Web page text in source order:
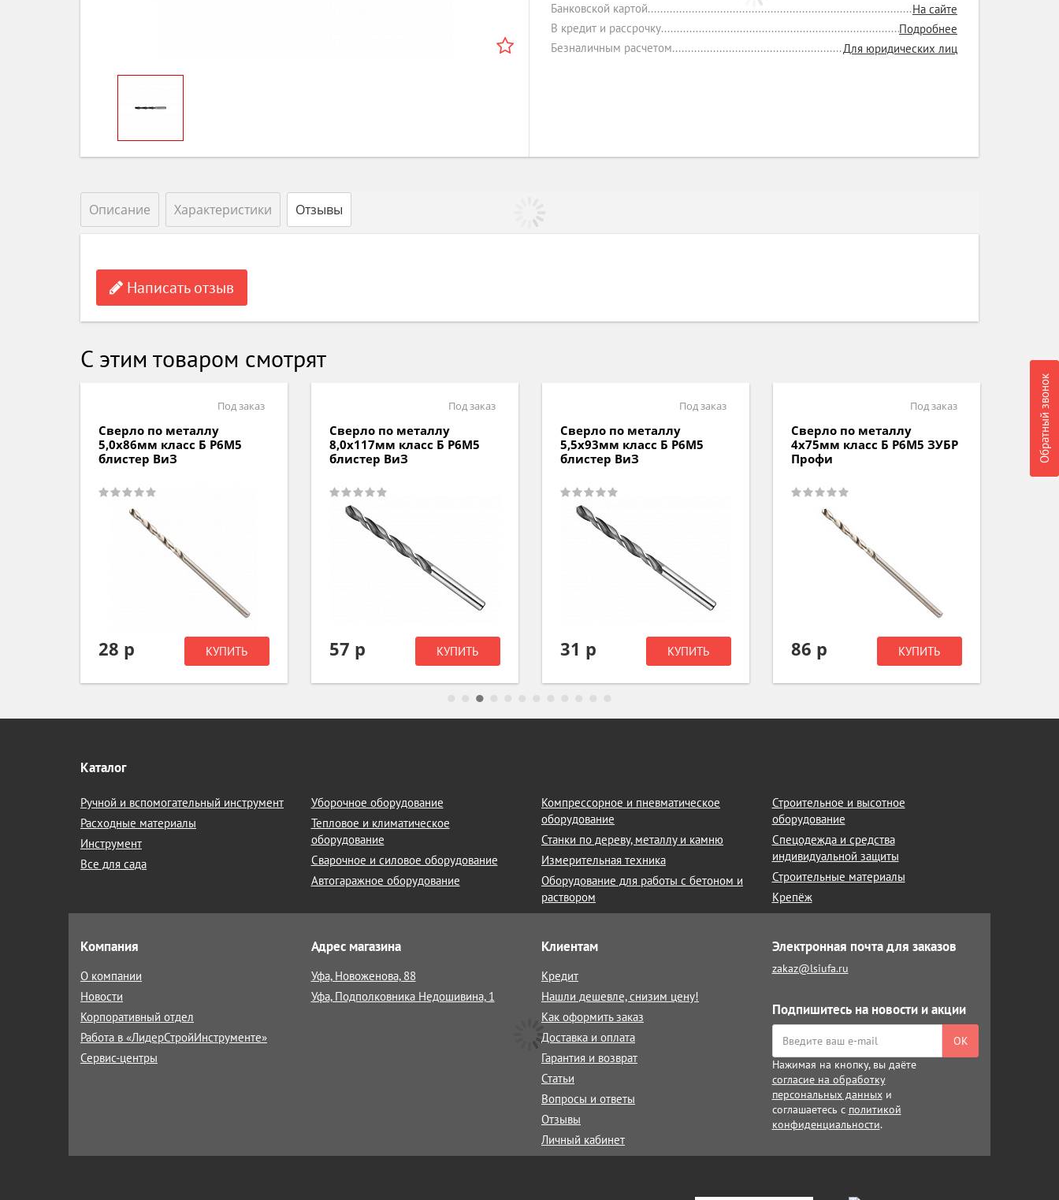
Обратный звонок
Банковской картой
На сайте
В кредит и рассрочку
Подробнее
Безналичным расчетом
Для юридических лиц
Описание Характеристики Отзывы
Написать отзыв
С этим товаром смотрят
Под заказ
Сверло по металлу
5,0х86мм класс Б P6M5
блистер ВиЗ
28 р КУПИТЬ
Под заказ
Сверло по металлу
8,0х117мм класс Б P6M5
блистер ВиЗ
57 р КУПИТЬ
Под заказ
Сверло по металлу
5,5х93мм класс Б P6M5
блистер ВиЗ
31 р КУПИТЬ
Под заказ
Сверло по металлу
4х75мм класс Б P6M5 ЗУБР
Профи
86 р КУПИТЬ
Каталог
Ручной и вспомогательный инструмент
Расходные материалы
Инструмент
Все для сада
Уборочное оборудование
Тепловое и климатическое
оборудование
Сварочное и силовое оборудование
Автогаражное оборудование
Компрессорное и пневматическое
оборудование
Станки по дереву, металлу и камню
Измерительная техника
Оборудование для работы с бетоном и
раствором
Строительное и высотное
оборудование
Спецодежда и средства
индивидуальной защиты
Строительные материалы
Крепёж
Компания
О компании
Новости
Корпоративный отдел
Работа в «ЛидерСтройИнструменте»
Сервис-центры
Адрес магазина
Уфа, Новоженова, 88
Уфа, Подполковника Недошивина, 1
Клиентам
Кредит
Нашли дешевле, снизим цену!
Как оформить заказ
Доставка и оплата
Гарантия и возврат
Статьи
Вопросы и ответы
Отзывы
Личный кабинет
Электронная почта для заказов
zakaz@lsiufa.ru
Подпишитесь на новости и акции
ОК
Нажимая на кнопку, вы даёте
согласие на обработку
персональных данныхи
соглашаетесь с политикой
конфиденциальности.